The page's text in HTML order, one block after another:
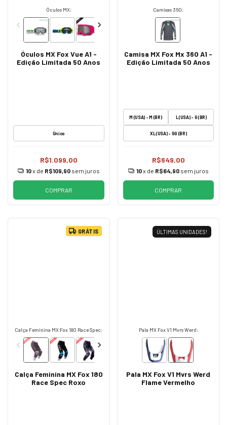
Óculos MX:
Óculos MX Fox Vue A1 -
Edição Limitada 50 Anos
Único
R$1.099,00
10x de R$109,90 sem juros
COMPRAR
Camisas 360:
Camisa MX Fox Mx 360 A1 -
Edição Limitada 50 Anos
M (USA) - M (BR) L (USA) - G (BR)
XL (USA) - GG (BR)
R$649,00
10x de R$64,90 sem juros
COMPRAR
GRÁTIS
Calça Feminina MX Fox 180 Race Spec:
Calça Feminina MX Fox 180
Race Spec Roxo
ÚLTIMAS UNIDADES!
Pala MX Fox V1 Mvrs Werd:
Pala MX Fox V1 Mvrs Werd
Flame Vermelho